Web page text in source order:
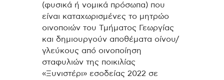
(φυσικά ή νομικά πρόσωπα) που
είναι καταχωρισμένες το μητρώο
οινοποιών του Τμήματος Γεωργίας
και δημιουργούν αποθέματα οίνου/
γλεύκους από οινοποίηση
σταφυλιών της ποικιλίας
«Ξυνιστέρι» εσοδείας 2022 σε